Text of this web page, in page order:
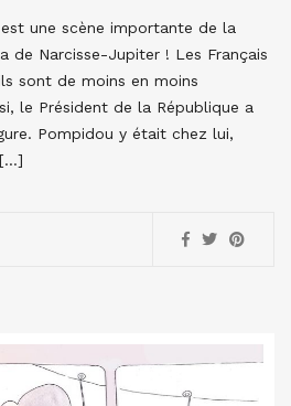
une scène importante de la
de Narcisse-Jupiter ! Les Français
sont de moins en moins
le Président de la République a
Pompidou y était chez lui,
[…]